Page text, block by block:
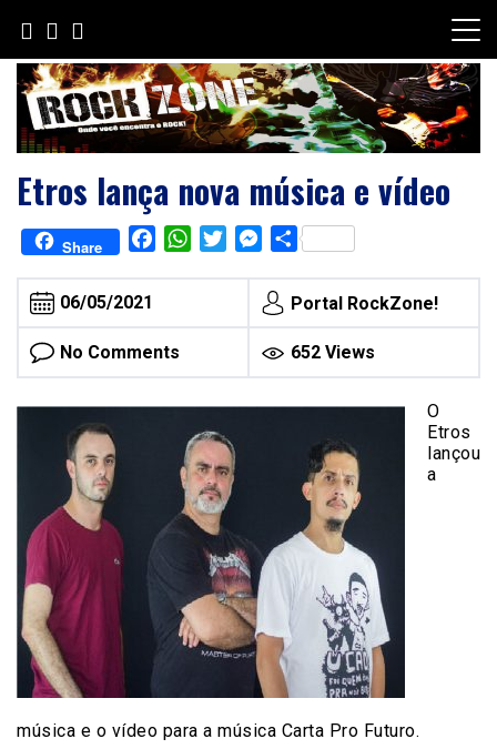
content
Etros lança nova música e vídeo
Share FacebookWhatsAppTwitterMessenger
Share
06/05/2021 Portal RockZone!
No Comments 652 Views
O
Etros
lançou
a
música e o vídeo para a música Carta Pro Futuro.